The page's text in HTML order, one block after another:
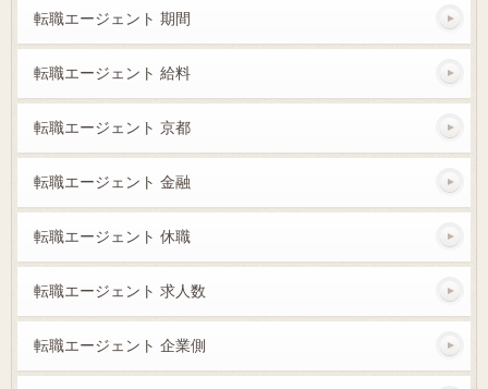
転職エージェント 期間
転職エージェント 給料
転職エージェント 京都
転職エージェント 金融
転職エージェント 休職
転職エージェント 求人数
転職エージェント 企業側